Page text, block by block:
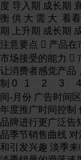
度 导入期 成长期
衡 供 大 需 大 看
期 上升期 成长期
注意要点  产品在
市场接受的能力 
让消费者感觉产品
制 0 1 2 3 4
间-月份 广告时间
年度推广时间控制
品牌进行更广泛告
品季节销售曲线
和引发兴趣 淡季